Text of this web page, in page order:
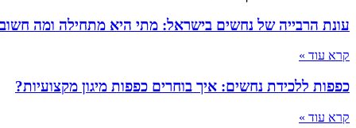
עונת הרבייה של נחשים בישראל: מתי היא מתחילה ומה
קרא עוד »
כפפות ללכידת נחשים: איך בוחרים כפפות מיגון מקצועיות?
קרא עוד »